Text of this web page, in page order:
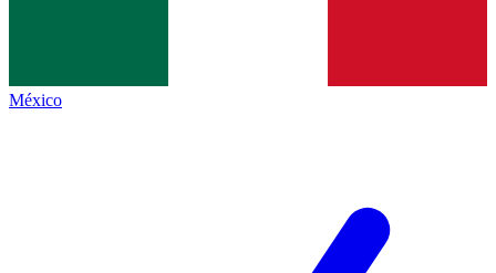
México